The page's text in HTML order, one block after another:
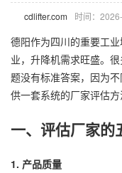
cdlifter.com 时间：
德阳作为四川的重要工
业， 升降机需求旺盛。
题没有标准答案，因为
供一套系统的厂家评估方
一、评估厂家的
1. 产品质量